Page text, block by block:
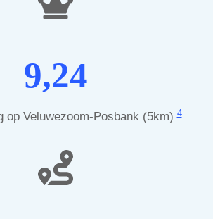
9,24
op Veluwezoom-Posbank (5km)4